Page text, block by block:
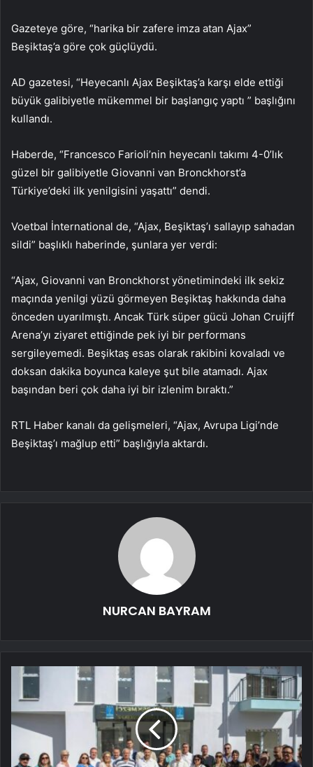
Gazeteye göre, “harika bir zafere imza atan Ajax”
Beşiktaş’a göre çok güçlüydü.
AD gazetesi, “Heyecanlı Ajax Beşiktaş’a karşı elde ettiği
büyük galibiyetle mükemmel bir başlangıç yaptı ” başlığını
kullandı.
Haberde, “Francesco Farioli’nin heyecanlı takımı 4-0’lık
güzel bir galibiyetle Giovanni van Bronckhorst’a
Türkiye’deki ilk yenilgisini yaşattı” dendi.
Voetbal İnternational de, “Ajax, Beşiktaş’ı sallayıp sahadan
sildi” başlıklı haberinde, şunlara yer verdi:
“Ajax, Giovanni van Bronckhorst yönetimindeki ilk sekiz
maçında yenilgi yüzü görmeyen Beşiktaş hakkında daha
önceden uyarılmıştı. Ancak Türk süper gücü Johan Cruijff
Arena’yı ziyaret ettiğinde pek iyi bir performans
sergileyemedi. Beşiktaş esas olarak rakibini kovaladı ve
doksan dakika boyunca kaleye şut bile atamadı. Ajax
başından beri çok daha iyi bir izlenim bıraktı.”
RTL Haber kanalı da gelişmeleri, “Ajax, Avrupa Ligi’nde
Beşiktaş’ı mağlup etti” başlığıyla aktardı.
NURCAN BAYRAM